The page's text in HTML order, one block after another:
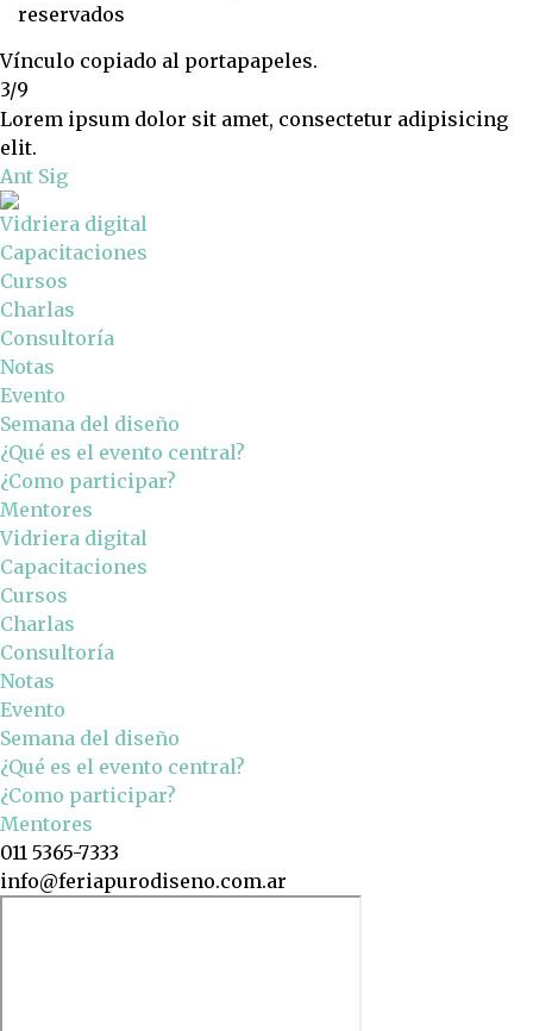
reservados
Vínculo copiado al portapapeles.
3/9
Lorem ipsum dolor sit amet, consectetur adipisicing
elit.
Ant Sig
Vidriera digital
Capacitaciones
Cursos
Charlas
Consultoría
Notas
Evento
Semana del diseño
¿Qué es el evento central?
¿Como participar?
Mentores
Vidriera digital
Capacitaciones
Cursos
Charlas
Consultoría
Notas
Evento
Semana del diseño
¿Qué es el evento central?
¿Como participar?
Mentores
011 5365-7333
info@feriapurodiseno.com.ar